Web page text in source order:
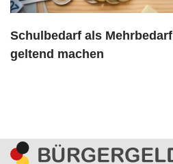
Schulbedarf als
geltend machen